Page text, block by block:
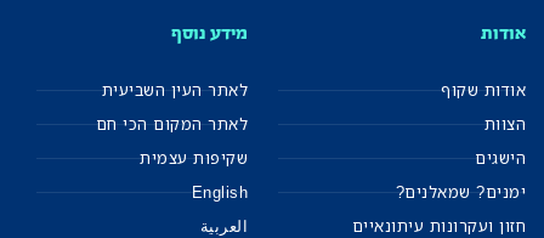
אודות
אודות שקוף
הצוות
הישגים
ימנים? שמאלנים?
חזון ועקרונות עיתונאיים
מידע נוסף
לאתר העין השביעית
לאתר המקום הכי חם
שקיפות עצמית
English
العربية